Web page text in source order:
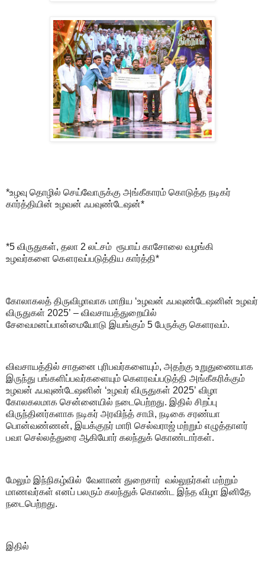
*உழவு தொழில் செய்வோருக்கு அங்கீகாரம் கொடுத்த நடிகர்
கார்த்தியின் உழவன் ஃபவுண்டேஷன்*
*5 விருதுகள், தலா 2 லட்சம் ரூபாய் காசோலை வழங்கி
உழவர்களை கௌரவப்படுத்திய கார்த்தி*
கோலாகலத் திருவிழாவாக மாறிய ‘உழவன் ஃபவுண்டேஷனின் உழவர்
விருதுகள் 2025’ – விவசாயத்துறையில்
சேவைமனப்பான்மையோடு இயங்கும் 5 பேருக்கு கெளரவம்.
விவசாயத்தில் சாதனை புரிபவர்களையும், அதற்கு உறுதுணையாக
இருந்து பங்களிப்பவர்களையும் கெளரவப்படுத்தி அங்கீகரிக்கும்
உழவன் ஃபவுண்டேஷனின் ‘உழவர் விருதுகள் 2025’ விழா
கோலகலமாக சென்னையில் நடைபெற்றது. இதில் சிறப்பு
விருந்தினர்களாக நடிகர் அரவிந்த் சாமி, நடிகை சரண்யா
பொன்வண்ணன், இயக்குநர் மாரி செல்வராஜ் மற்றும் எழுத்தாளர்
பவா செல்லத்துரை ஆகியோர் கலந்துக் கொண்டார்கள்.
மேலும் இந்நிகழ்வில் வேளாண் துறைசார் வல்லுநர்கள் மற்றும்
மாணவர்கள் எனப் பலரும் கலந்துக் கொண்ட இந்த விழா இனிதே
நடைபெற்றது.
இதில்